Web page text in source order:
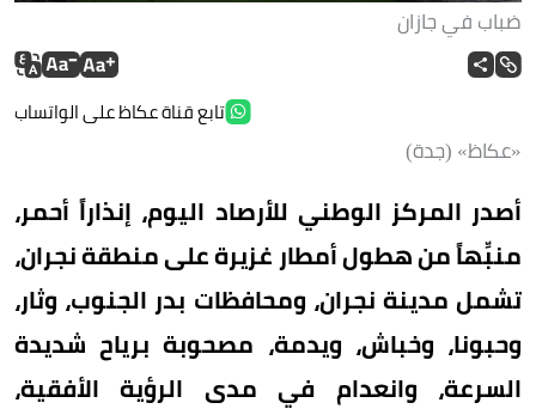
ضباب في جازان
تابع قناة عكاظ على الواتساب
«عكاظ» (جدة)
أصدر المركز الوطني للأرصاد اليوم، إنذاراً أحمر،
منبِّهاً من هطول أمطار غزيرة على منطقة نجران،
تشمل مدينة نجران، ومحافظات بدر الجنوب، وثار،
وحبونا، وخباش، ويدمة، مصحوبة برياح شديدة
السرعة، وانعدام في مدى الرؤية الأفقية،